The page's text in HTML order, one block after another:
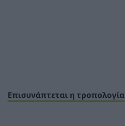
Επισυνάπτεται η τροπολογία